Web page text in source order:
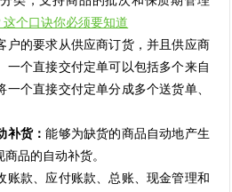
个口诀你必须要知道
户的要求从供应商订货，并且供应商
一个直接交付定单可以包括多个来自
个直接交付定单分成多个送货单、
补货：能够为缺货的商品自动地产生
品的自动补货。
账款、应付账款、总账、现金管理和